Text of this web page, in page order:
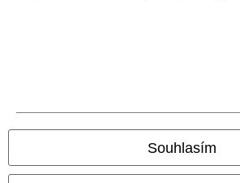
Souhlasím
Ochrana osobních údajů
Likvidace odpadu a ochrana životního prostředí